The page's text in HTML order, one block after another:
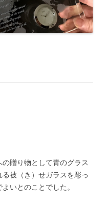
贈り物として青のグラス
被（き）せガラスを彫っ
いとのことでした。